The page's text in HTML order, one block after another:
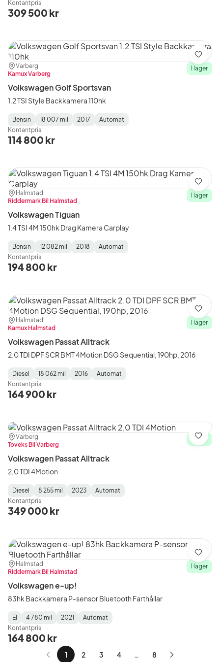
Type:
Year:
Type:
Kontantpris
309 500 kr
Plats:
Varberg
Återförsäljare:
Kamux Varberg
I lager
Volkswagen Golf Sportsvan
1.2 TSI Style Backkamera 110hk
Fuel
Type:
Bensin
Mätarställning :
18 007 mil
Model
Year:
2017
Gearbox
Type:
Automat
Kontantpris
114 800 kr
Spara
Plats:
Halmstad
Återförsäljare:
Riddermark Bil Halmstad
I lager
Volkswagen Tiguan
1.4 TSI 4M 150hk Drag Kamera Carplay
Fuel
Type:
Bensin
Mätarställning:
12 082 mil
Model
Year:
2018
Gearbox
Type:
Automat
Kontantpris
194 800 kr
Spara
Plats:
Halmstad
Återförsäljare:
Kamux Halmstad
I lager
Volkswagen Passat Alltrack
2.0 TDI DPF SCR BMT 4Motion DSG Sequential, 190hp, 2016
Fuel
Type:
Diesel
Mätarställning:
18 062 mil
Model
Year:
2016
Gearbox
Type:
Automat
Kontantpris
164 900 kr
Spara
Plats:
Varberg
Återförsäljare:
Toveks Bil Varberg
I lager
Volkswagen Passat Alltrack
2,0 TDI 4Motion
Fuel
Type:
Diesel
Mätarställning:
8 255 mil
Model
Year:
2023
Gearbox
Type:
Automat
Kontantpris
349 000 kr
Spara
Plats:
Halmstad
Återförsäljare:
Riddermark Bil Halmstad
I lager
Volkswagen e-up!
83hk Backkamera P-sensor Bluetooth Farthållar
Fuel
Type:
El
Mätarställning :
4 780 mil
Model
Year:
2021
Gearbox
Type:
Automat
Kontantpris
164 800 kr
Spara
1 2 3 4 … 8
Nästa